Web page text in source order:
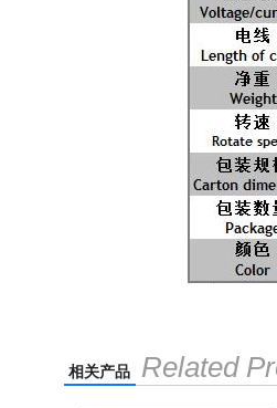
相关产品 Related